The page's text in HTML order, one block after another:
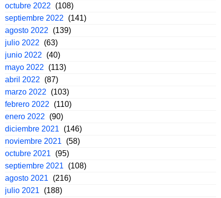
octubre 2022
(108)
septiembre 2022
(141)
agosto 2022
(139)
julio 2022
(63)
junio 2022
(40)
mayo 2022
(113)
abril 2022
(87)
marzo 2022
(103)
febrero 2022
(110)
enero 2022
(90)
diciembre 2021
(146)
noviembre 2021
(58)
octubre 2021
(95)
septiembre 2021
(108)
agosto 2021
(216)
julio 2021
(188)